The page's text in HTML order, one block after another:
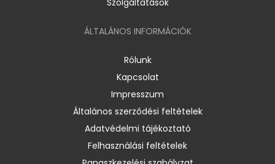
ÁLTALÁNOS INFORMÁCIÓK
Rólunk
Kapcsolat
Impresszum
Általános szerződési feltételek
Adatvédelmi tájékoztató
Felhasználási feltételek